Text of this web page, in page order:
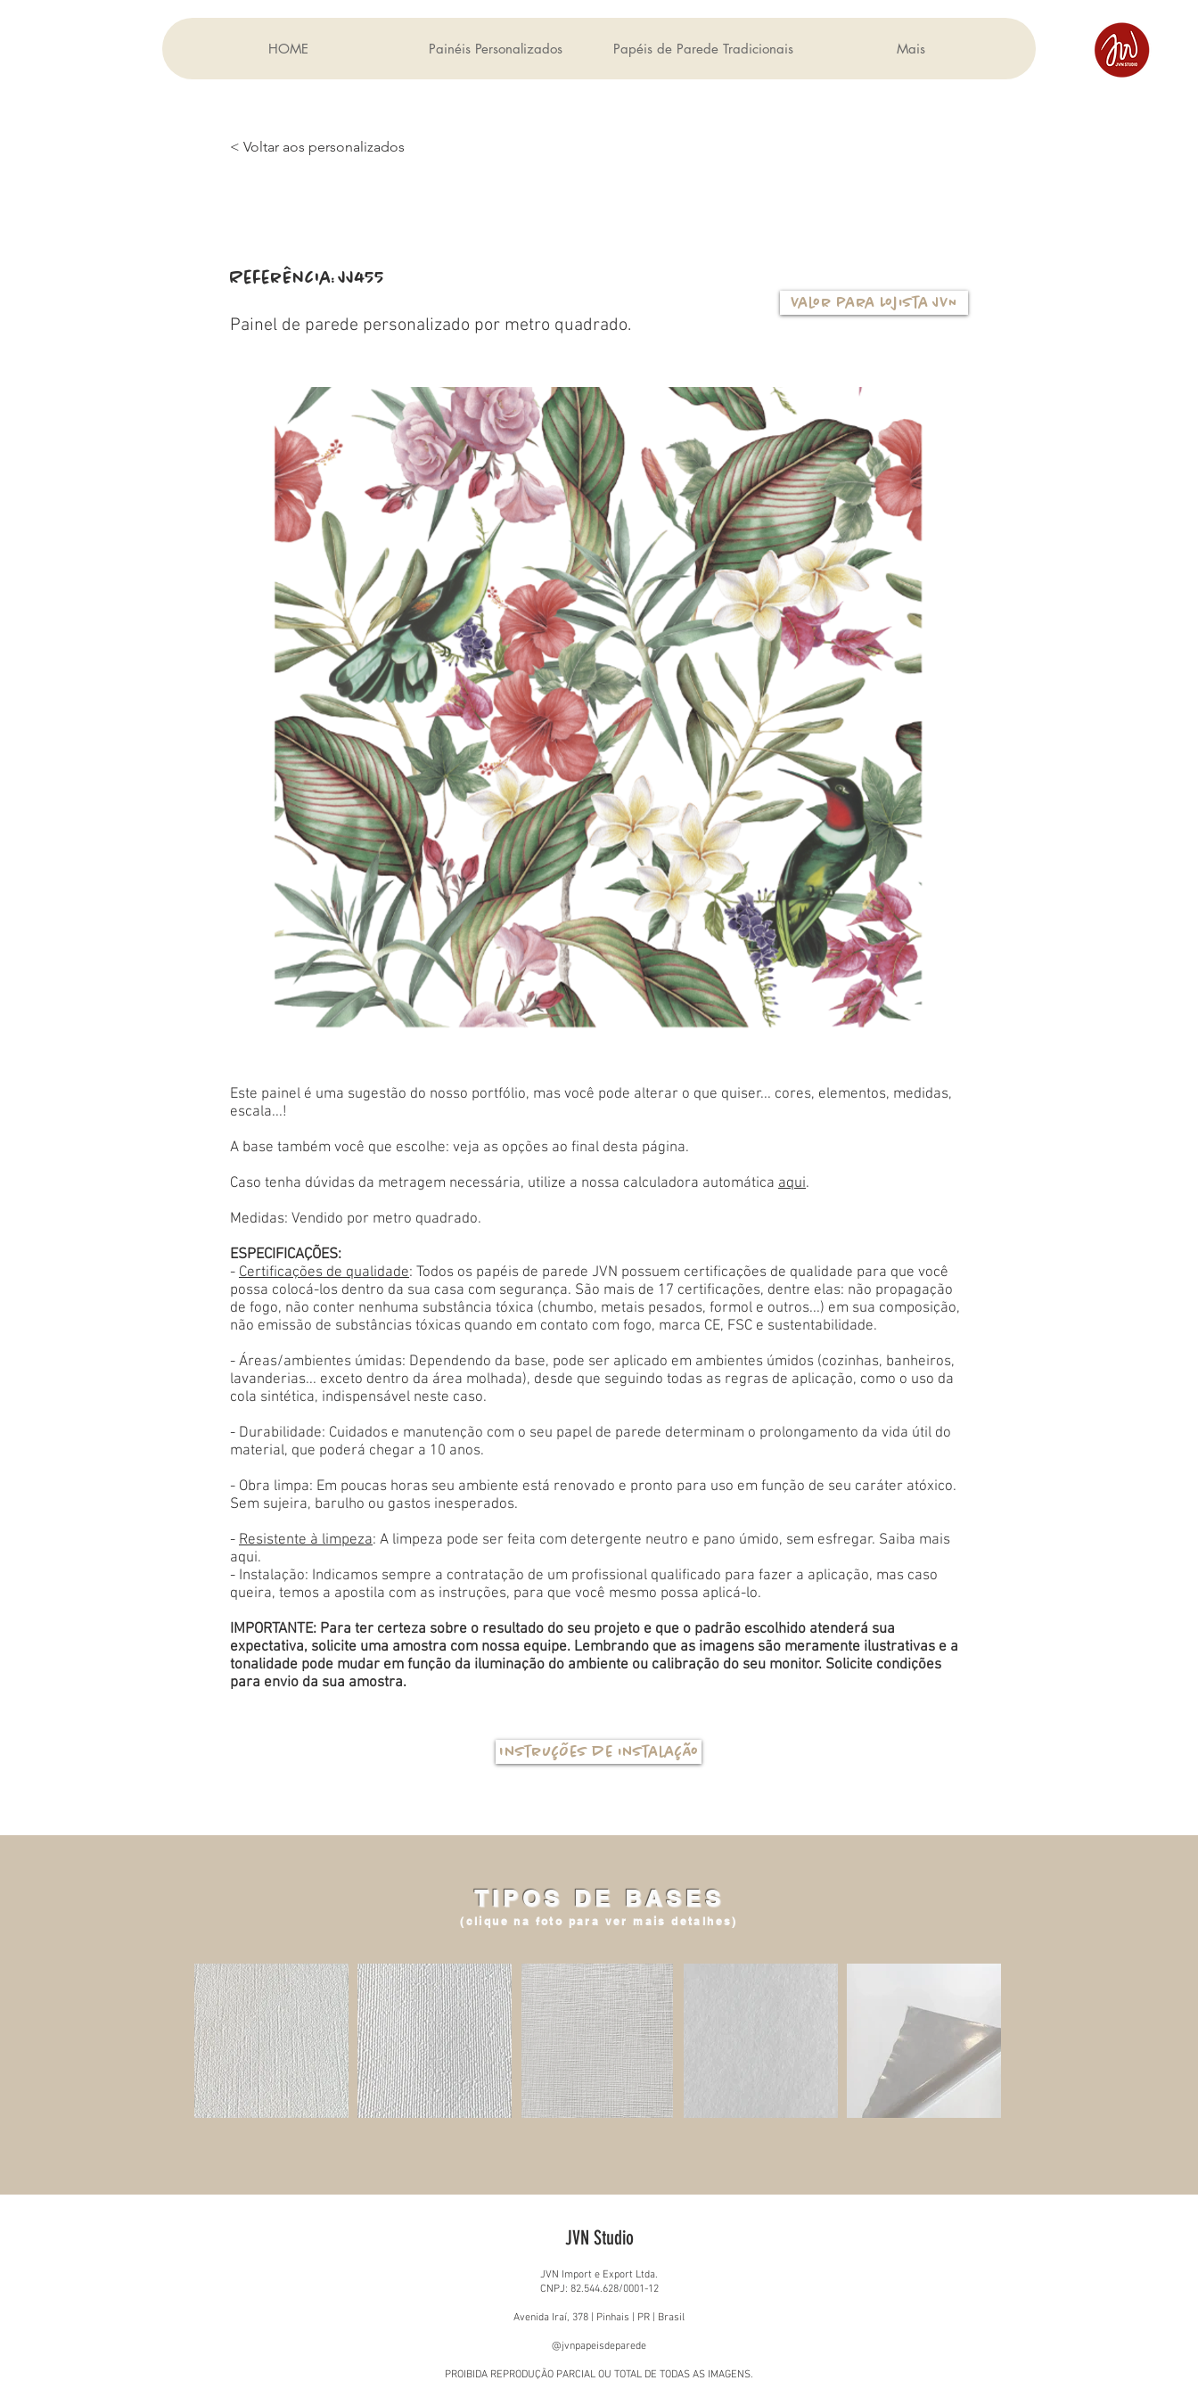
HOME Painéis Personalizados Papéis de Parede Tradicionais Mais
< Voltar aos personalizados
Referência: JJ455
Painel de parede personalizado por metro quadrado.
Valor para Lojista JVN
Este painel é uma sugestão do nosso portfólio, mas você pode alterar o que quiser... cores, elementos, medidas,
escala...!
A base também você que escolhe: veja as opções ao final desta página.
Caso tenha dúvidas da metragem necessária, utilize a nossa calculadora automática aqui.
Medidas: Vendido por metro quadrado.
ESPECIFICAÇÕES:
- Certificações de qualidade: Todos os papéis de parede JVN possuem certificações de qualidade para que você
possa colocá-los dentro da sua casa com segurança. São mais de 17 certificações, dentre elas: não propagação
de fogo, não conter nenhuma substância tóxica (chumbo, metais pesados, formol e outros...) em sua composição,
não emissão de substâncias tóxicas quando em contato com fogo, marca CE, FSC e sustentabilidade.
- Áreas/ambientes úmidas: Dependendo da base, pode ser aplicado em ambientes úmidos (cozinhas, banheiros,
lavanderias... exceto dentro da área molhada), desde que seguindo todas as regras de aplicação, como o uso da
cola sintética, indispensável neste caso.
- Durabilidade: Cuidados e manutenção com o seu papel de parede determinam o prolongamento da vida útil do
material, que poderá chegar a 10 anos.
- Obra limpa: Em poucas horas seu ambiente está renovado e pronto para uso em função de seu caráter atóxico.
Sem sujeira, barulho ou gastos inesperados.
- Resistente à limpeza: A limpeza pode ser feita com detergente neutro e pano úmido, sem esfregar. Saiba mais
aqui.
- Instalação: Indicamos sempre a contratação de um profissional qualificado para fazer a aplicação, mas caso
queira, temos a apostila com as instruções, para que você mesmo possa aplicá-lo.
IMPORTANTE: Para ter certeza sobre o resultado do seu projeto e que o padrão escolhido atenderá sua
expectativa, solicite uma amostra com nossa equipe. Lembrando que as imagens são meramente ilustrativas e a
tonalidade pode mudar em função da iluminação do ambiente ou calibração do seu monitor. Solicite condições
para envio da sua amostra.
Instruções de instalação
TIPOS DE BASES
(clique na foto para ver mais detalhes)
JVN Studio
JVN Import e Export Ltda.
CNPJ: 82.544.628/0001-12
Avenida Iraí, 378 | Pinhais | PR | Brasil
@jvnpapeisdeparede
PROIBIDA REPRODUÇÃO PARCIAL OU TOTAL DE TODAS AS IMAGENS.